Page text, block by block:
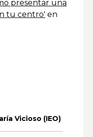
presentar una
tu centro' en
Vicioso (IEO)